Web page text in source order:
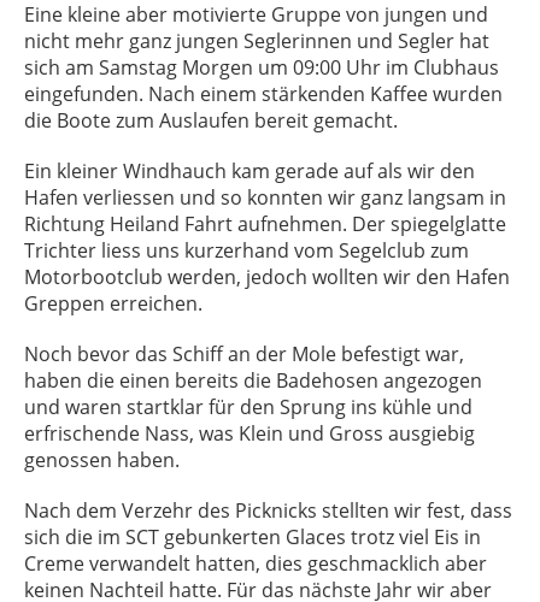
Eine kleine aber motivierte Gruppe von jungen und
nicht mehr ganz jungen Seglerinnen und Segler hat
sich am Samstag Morgen um 09:00 Uhr im Clubhaus
eingefunden. Nach einem stärkenden Kaffee wurden
die Boote zum Auslaufen bereit gemacht.
Ein kleiner Windhauch kam gerade auf als wir den
Hafen verliessen und so konnten wir ganz langsam in
Richtung Heiland Fahrt aufnehmen. Der spiegelglatte
Trichter liess uns kurzerhand vom Segelclub zum
Motorbootclub werden, jedoch wollten wir den Hafen
Greppen erreichen.
Noch bevor das Schiff an der Mole befestigt war,
haben die einen bereits die Badehosen angezogen
und waren startklar für den Sprung ins kühle und
erfrischende Nass, was Klein und Gross ausgiebig
genossen haben.
Nach dem Verzehr des Picknicks stellten wir fest, dass
sich die im SCT gebunkerten Glaces trotz viel Eis in
Creme verwandelt hatten, dies geschmacklich aber
keinen Nachteil hatte. Für das nächste Jahr wir aber